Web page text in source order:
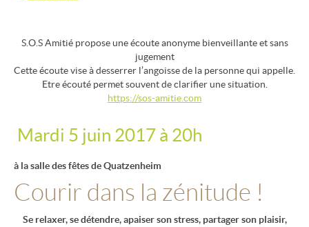
S.O.S Amitié propose une écoute anonyme bienveillante et sans
jugement
Cette écoute vise à desserrer l’angoisse de la personne qui appelle.
Etre écouté permet souvent de clarifier une situation.
https://sos-amitie.com
Mardi 5 juin 2017 à 20h
à la salle des fêtes de Quatzenheim
Courir dans la zénitude !
Se relaxer, se détendre, apaiser son stress, partager son plaisir,